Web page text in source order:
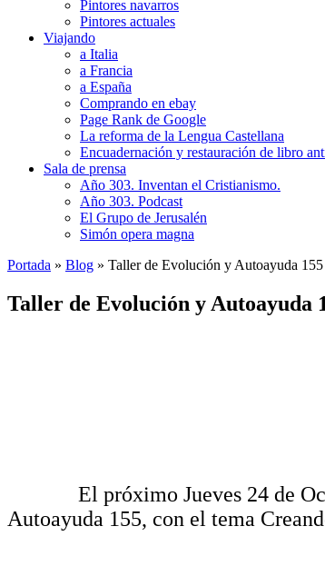
Pintores navarros
Pintores actuales
Viajando
a Italia
a Francia
a España
Comprando en ebay
Page Rank de Google
La reforma de la Lengua Castellana
Encuadernación y restauración de libro
Sala de prensa
Año 303. Inventan el Cristianismo.
Año 303. Podcast
El Grupo de Jerusalén
Simón opera magna
Portada » Blog » Taller de Evolución y Autoayuda
Taller de Evolución y Autoayuda
El próximo Jueves 24 de
Autoayuda 155, con el tema